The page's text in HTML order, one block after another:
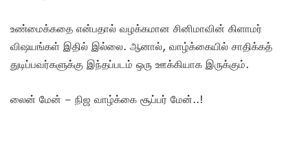
உண்மைக்கதை என்பதால் வழக்கமான சினிமாவின் கிளாமர்
விஷயங்கள் இதில் இல்லை. ஆனால், வாழ்க்கையில் சாதிக்கத்
துடிப்பவர்களுக்கு இந்தப்படம் ஒரு ஊக்கியாக இருக்கும்.
லைன் மேன் – நிஜ வாழ்க்கை சூப்பர் மேன்..!